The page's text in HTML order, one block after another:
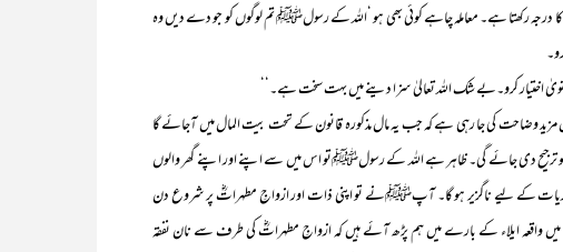
درجہ رکھتا ہے۔ معاملہ چاہے کوئی بھی ہو ‘اللہ کے رسولﷺ تم لوگوں کو جو دے دیں وہ
تقویٰ اختیار کرو۔بے شک اللہ تعالیٰ سزا دینے میں بہت سخت ہے۔‘‘
کی جا رہی ہے کہ جب یہ مال مذکورہ قانون کے تحت بیت المال میں آجائے گا
ترجیح دی جائے گی۔ ظاہر ہے اللہ کے رسولﷺتو اس میں سے اپنے اور اپنے گھر والوں
کے لیے ناگزیر ہو گا۔ آپﷺنے تو اپنی ذات اور ازواجِ مطہراتؓ پر شروع دن
واقعہ ایلاء کے بارے میں ہم پڑھ آئے ہیں کہ ازواجِ مطہراتؓ کی طرف سے نان نفقہ